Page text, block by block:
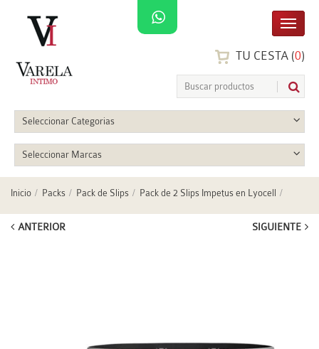
TU CESTA (0)
Seleccionar Categorias
Seleccionar Marcas
Inicio Packs Pack de Slips Pack de 2 Slips Impetus en Lyocell
ANTERIOR SIGUIENTE